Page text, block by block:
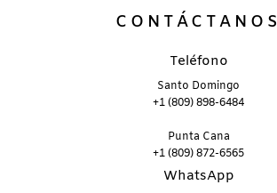
CONTÁCTANOS
Teléfono
Santo Domingo
+1 (809) 898-6484
Punta Cana
+1 (809) 872-6565
WhatsApp